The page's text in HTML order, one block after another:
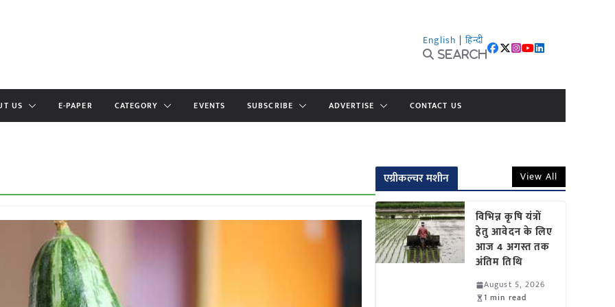
English | हिन्दी
Search
US E-PAPER CATEGORY EVENTS SUBSCRIBE ADVERTISE CONTACT US
एग्रीकल्चर मशीन View All
विभिन्न कृषि यंत्रों
हेतु आवेदन के लिए
आज 4 अगस्त तक
अंतिम तिथि
August 5, 2026
1 min read